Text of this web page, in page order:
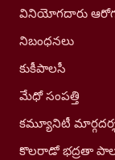
వినియోగదారు
నిబంధనలు
కుకీపాలసీ
మేధో సంపత్తి
కమ్యూనిటీ
కొలరాడో భద్రతా